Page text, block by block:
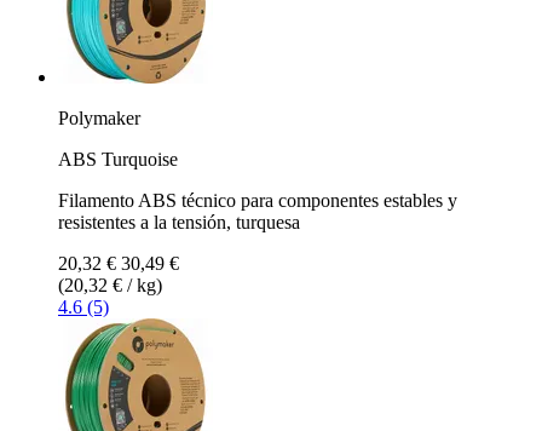
Polymaker
ABS Turquoise
Filamento ABS técnico para componentes estables y
resistentes a la tensión, turquesa
20,32 € 30,49 €
(20,32 € / kg)
4.6 (5)